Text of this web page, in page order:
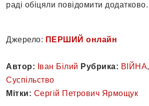
раді обіцяли повідомити додатково.
Джерело: ПЕРШИЙ онлайн
Автор: Іван Білий Рубрика: ВІЙНА,
Суспільство
Мітки: Сергій Петрович Ярмощук